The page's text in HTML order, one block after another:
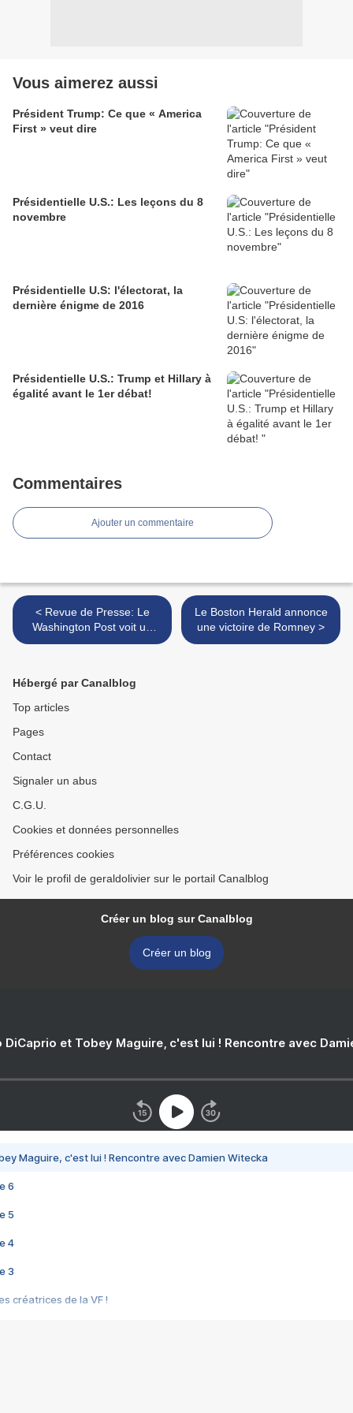
Vous aimerez aussi
Président Trump: Ce que « America
First » veut dire
Présidentielle U.S.: Les leçons du 8
novembre
Présidentielle U.S: l'électorat, la
dernière énigme de 2016
Présidentielle U.S.: Trump et Hillary à
égalité avant le 1er débat!
Commentaires
Ajouter un commentaire
< Revue de Presse: Le
Washington Post voit un
possible vote divisé
Le Boston Herald annonce
une victoire de Romney >
Hébergé par Canalblog
Top articles
Pages
Contact
Signaler un abus
C.G.U.
Cookies et données personnelles
Préférences cookies
Voir le profil de geraldolivier sur le portail Canalblog
Créer un blog sur Canalblog
Créer un blog
DiCaprio et Tobey Maguire, c'est lui ! Rencontre avec
Maguire, c'est lui ! Rencontre avec Damien Witecka
6
5
4
3
créatrices de la VF !